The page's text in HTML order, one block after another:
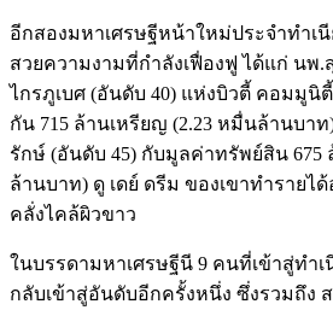
อีกสองมหาเศรษฐีหน้าใหม่ประจำทำเ
สวยความงามที่กำลังเฟื่องฟู ได้แก่ น
ไกรภูเบศ (อันดับ 40) แห่งบิวตี้ คอมมูนิ
กัน 715 ล้านเหรียญ (2.23 หมื่นล้านบ
รักษ์ (อันดับ 45) กับมูลค่าทรัพย์สิน 675
ล้านบาท) ดู เดย์ ดรีม ของเขาทำรายไ
คลั่งไคล้ผิวขาว
ในบรรดามหาเศรษฐีนี 9 คนที่เข้าสู่ทำ
กลับเข้าสู่อันดับอีกครั้งหนึ่ง ซึ่งรวมถึง ส